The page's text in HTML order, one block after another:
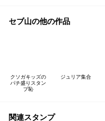
セブ山の他の作品
クソガキッズの
パチ盛りスタン
プ恥
ジュリア集合
関連スタンプ